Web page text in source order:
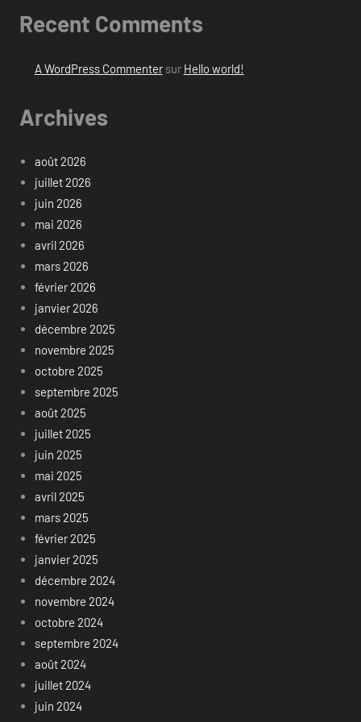
Recent Comments
A WordPress Commentersur Hello world!
Archives
août 2026
juillet 2026
juin 2026
mai 2026
avril 2026
mars 2026
février 2026
janvier 2026
décembre 2025
novembre 2025
octobre 2025
septembre 2025
août 2025
juillet 2025
juin 2025
mai 2025
avril 2025
mars 2025
février 2025
janvier 2025
décembre 2024
novembre 2024
octobre 2024
septembre 2024
août 2024
juillet 2024
juin 2024